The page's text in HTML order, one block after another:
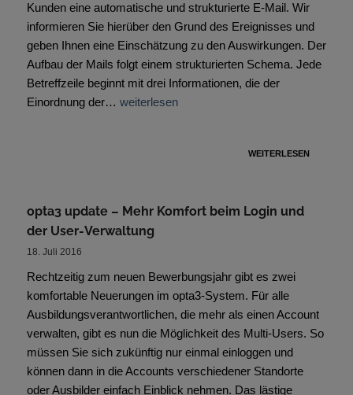
Kunden eine automatische und strukturierte E-Mail. Wir
informieren Sie hierüber den Grund des Ereignisses und
geben Ihnen eine Einschätzung zu den Auswirkungen. Der
Aufbau der Mails folgt einem strukturierten Schema. Jede
Betreffzeile beginnt mit drei Informationen, die der
Einordnung der… weiterlesen
WEITERLESEN
opta3 update – Mehr Komfort beim Login und
der User-Verwaltung
18. Juli 2016
Rechtzeitig zum neuen Bewerbungsjahr gibt es zwei
komfortable Neuerungen im opta3-System. Für alle
Ausbildungsverantwortlichen, die mehr als einen Account
verwalten, gibt es nun die Möglichkeit des Multi-Users. So
müssen Sie sich zukünftig nur einmal einloggen und
können dann in die Accounts verschiedener Standorte
oder Ausbilder einfach Einblick nehmen. Das lästige